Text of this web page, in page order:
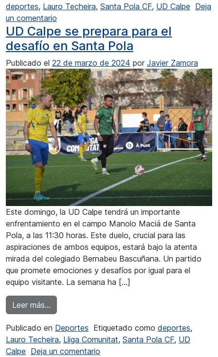
deportes, Lauro Techeira, Santa Pola CF, UD Calpe Deja
un comentario
UD Calpe se prepara para el
desafío en Santa Pola
Publicado el 22 de marzo de 2024 por Javier Zamora
Este domingo, la UD Calpe tendrá un importante
enfrentamiento en el campo Manolo Maciá de Santa
Pola, a las 11:30 horas. Este duelo, crucial para las
aspiraciones de ambos equipos, estará bajo la atenta
mirada del colegiado Bernabeu Bascuñana. Un partido
que promete emociones y desafíos por igual para el
equipo visitante. La semana ha […]
Leer más…
Publicado en Deportes Etiquetado como deportes,
Lauro Techeira, Lliga Comunitat, Santa Pola CF, UD
Calpe Deja un comentario